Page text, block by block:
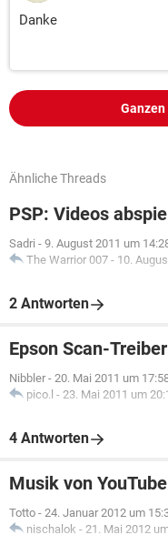
Danke
Ähnliche Threads
PSP: Videos
Sadri - 9. August 2011 um
The Warrior 007 - 10.
2 Antworten
Epson Scan-
Nibbler - 20. Mai 2011 um
pico.l - 23. Mai 2011 um
4 Antworten
Musik von
Totto - 24. Januar 2012 um
nischalok - 21. Mai 2012